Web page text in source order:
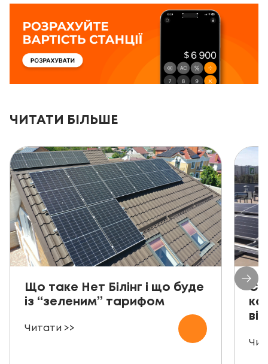
ЧИТАТИ БІЛЬШЕ
Що таке Нет Білінг і що буде
із “зеленим” тарифом
Читати >>